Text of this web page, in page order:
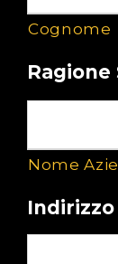
Cognome
Ragione
Nome
Indirizzo